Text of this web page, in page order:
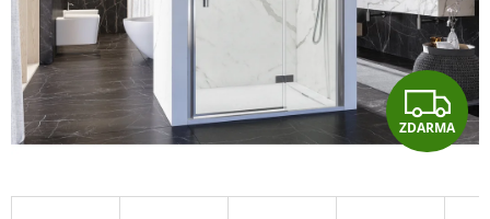
Z
D
A
ZDARMA